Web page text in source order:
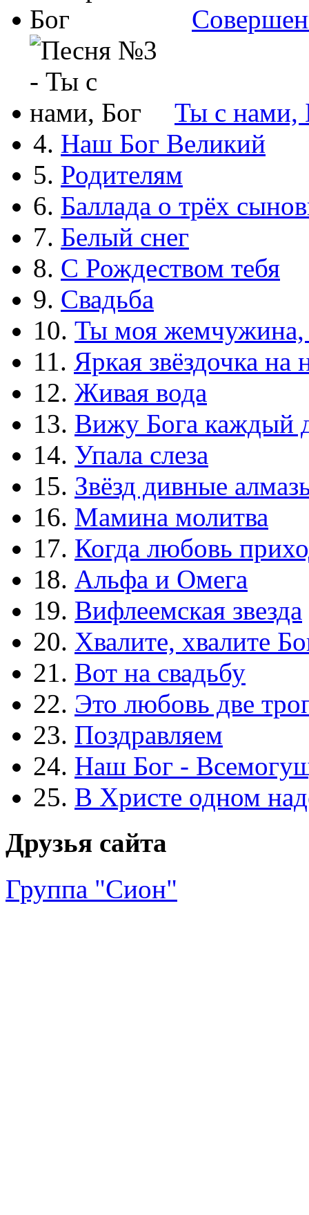
Ты с нами,
4. Наш Бог Великий
5. Родителям
6. Баллада о трёх
7. Белый снег
8. С Рождеством тебя
9. Свадьба
10. Ты моя жемчужина,
11. Яркая звёздочка на
12. Живая вода
13. Вижу Бога каждый
14. Упала слеза
15. Звёзд дивные
16. Мамина молитва
17. Когда любовь
18. Альфа и Омега
19. Вифлеемская звезда
20. Хвалите, хвалите
21. Вот на свадьбу
22. Это любовь две
23. Поздравляем
24. Наш Бог -
25. В Христе одном
Друзья сайта
Группа "Сион"